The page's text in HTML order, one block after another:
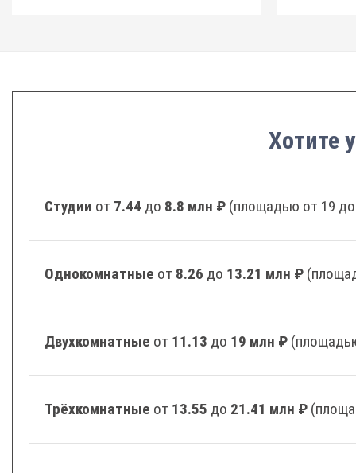
Хотите
Студии от 7.44 до 8.8 млн ₽ (площадью от 19
Однокомнатные от 8.26 до 13.21 млн ₽
Двухкомнатные от 11.13 до 19 млн ₽
Трёхкомнатные от 13.55 до 21.41 млн ₽